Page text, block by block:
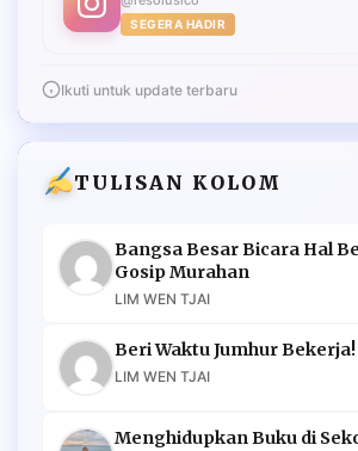
SEGERA HADIR
Ikuti untuk update terbaru
TULISAN KOLOM
Bangsa Besar Bicara Hal
Gosip Murahan
LIM WEN TJAI
Beri Waktu Jumhur Bekerja!
LIM WEN TJAI
Menghidupkan Buku di